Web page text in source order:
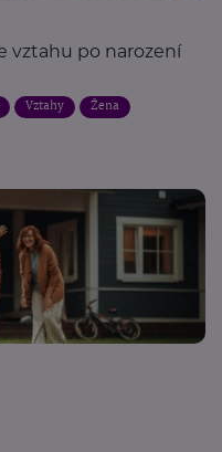
vztahu po narození
Vztahy
Žena